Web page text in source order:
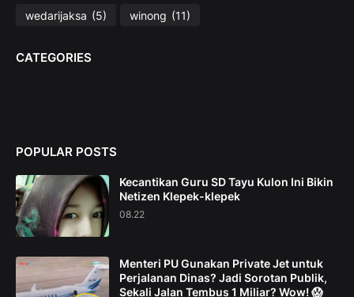
wedarijaksa (5) winong (11)
CATEGORIES
POPULAR POSTS
Kecantikan Guru SD Tayu Kulon Ini Bikin
Netizen Klepek-klepek
08.22
Menteri PU Gunakan Private Jet untuk
Perjalanan Dinas? Jadi Sorotan Publik,
Sekali Jalan Tembus 1 Miliar? Wow! 😱